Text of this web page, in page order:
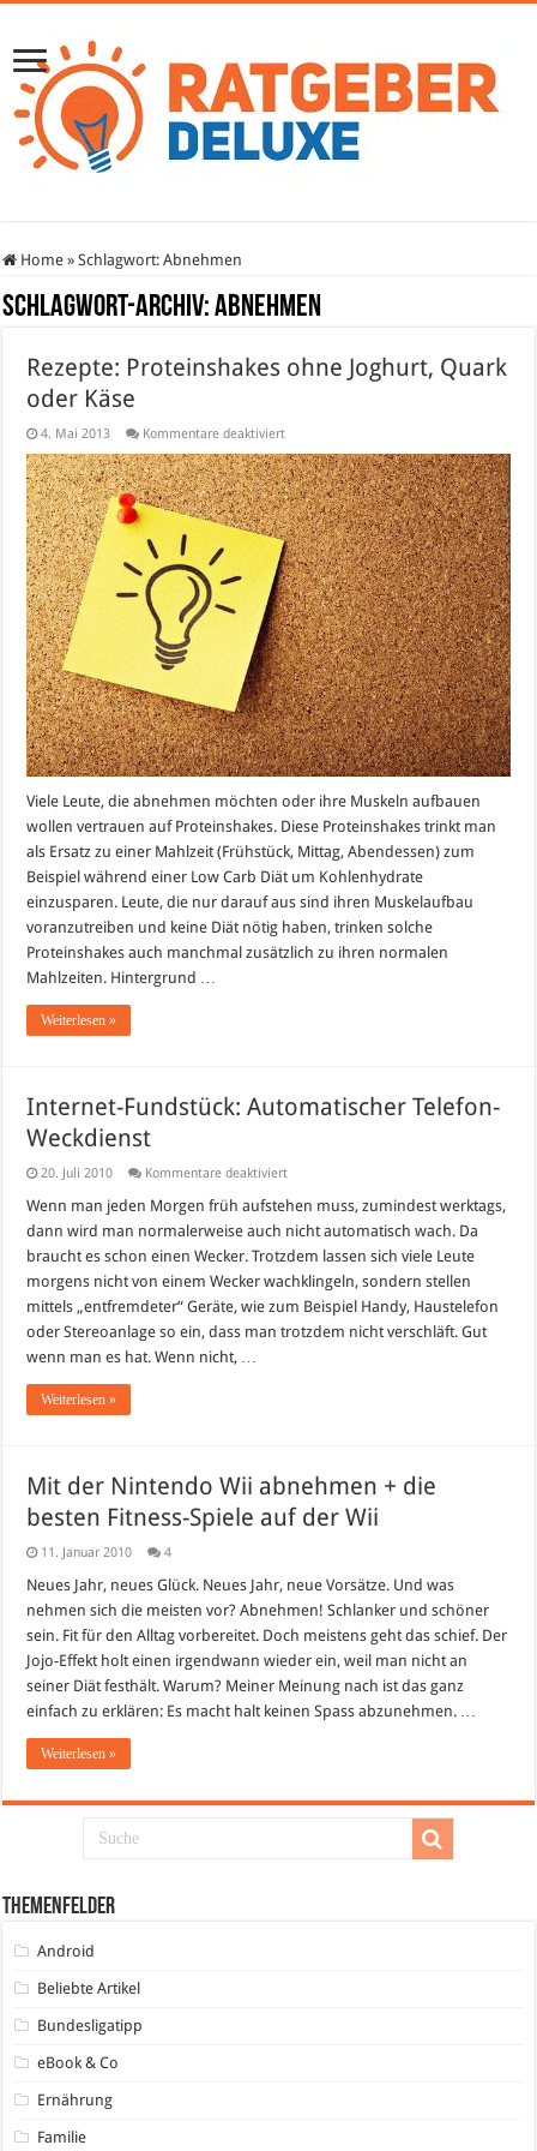
Home » Schlagwort:Abnehmen
Schlagwort-Archiv:Abnehmen
Rezepte: Proteinshakes ohne Joghurt, Quark
oder Käse
4. Mai 2013 Kommentare deaktiviertfür
Proteinshakes
ohne
Joghurt,
Quark
oder
Käse
Viele Leute, die abnehmen möchten oder ihre Muskeln aufbauen
wollen vertrauen auf Proteinshakes. Diese Proteinshakes trinkt man
als Ersatz zu einer Mahlzeit (Frühstück, Mittag, Abendessen) zum
Beispiel während einer Low Carb Diät um Kohlenhydrate
einzusparen. Leute, die nur darauf aus sind ihren Muskelaufbau
voranzutreiben und keine Diät nötig haben, trinken solche
Proteinshakes auch manchmal zusätzlich zu ihren normalen
Mahlzeiten. Hintergrund …
Weiterlesen »
Internet-Fundstück: Automatischer Telefon-
Weckdienst
20. Juli 2010 Kommentare deaktiviertfür
Fundstück:
Automatischer
Telefon-
Weckdienst
Wenn man jeden Morgen früh aufstehen muss, zumindest werktags,
dann wird man normalerweise auch nicht automatisch wach. Da
braucht es schon einen Wecker. Trotzdem lassen sich viele Leute
morgens nicht von einem Wecker wachklingeln, sondern stellen
mittels „entfremdeter“ Geräte, wie zum Beispiel Handy, Haustelefon
oder Stereoanlage so ein, dass man trotzdem nicht verschläft. Gut
wenn man es hat. Wenn nicht, …
Weiterlesen »
Mit der Nintendo Wii abnehmen + die
besten Fitness-Spiele auf der Wii
11. Januar 2010 4
Neues Jahr, neues Glück. Neues Jahr, neue Vorsätze. Und was
nehmen sich die meisten vor? Abnehmen! Schlanker und schöner
sein. Fit für den Alltag vorbereitet. Doch meistens geht das schief. Der
Jojo-Effekt holt einen irgendwann wieder ein, weil man nicht an
seiner Diät festhält. Warum? Meiner Meinung nach ist das ganz
einfach zu erklären: Es macht halt keinen Spass abzunehmen. …
Weiterlesen »
Themenfelder
Android
Beliebte Artikel
Bundesligatipp
eBook & Co
Ernährung
Familie